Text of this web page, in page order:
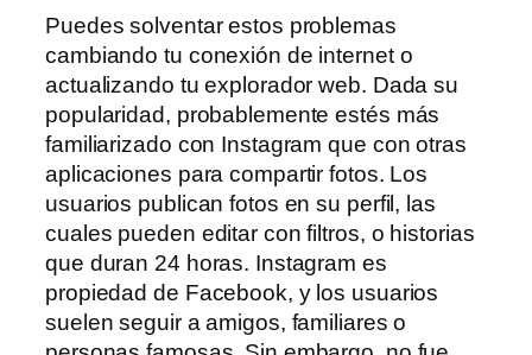
Puedes solventar estos problemas
cambiando tu conexión de internet o
actualizando tu explorador web. Dada su
popularidad, probablemente estés más
familiarizado con Instagram que con otras
aplicaciones para compartir fotos. Los
usuarios publican fotos en su perfil, las
cuales pueden editar con filtros, o historias
que duran 24 horas. Instagram es
propiedad de Facebook, y los usuarios
suelen seguir a amigos, familiares o